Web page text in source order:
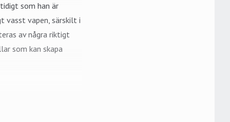
som han är
vasst vapen, särskilt i
av några riktigt
som kan skapa